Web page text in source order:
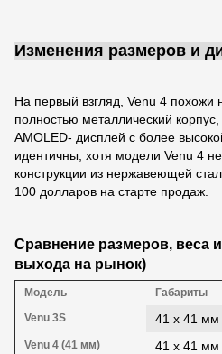
Изменения размеров и
На первый взгляд, Venu 4 похожи
полностью металлический
AMOLED- дисплей с более
идентичны, хотя модели Venu 4
конструкции из нержавеющей
100 долларов на старте продаж.
Сравнение размеров, веса
выхода на рынок)
Модель Габариты
Venu 3S
41 х 41 мм
Venu 4 (41 мм) 41 x 41 мм